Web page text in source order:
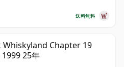
送料無料
Chapter 19
25年